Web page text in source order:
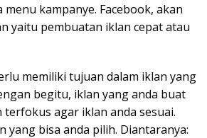
kampanye. Facebook, akan
yaitu pembuatan iklan cepat atau
memiliki tujuan dalam iklan yang
begitu, iklan yang anda buat
agar iklan anda sesuai.
yang bisa anda pilih. Diantaranya: